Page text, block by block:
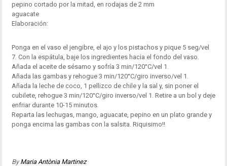
pepino cortado por la mitad, en rodajas de 2 mm
aguacate
Elaboración:
Ponga en el vaso el jengibre, el ajo y los pistachos y pique 5 seg/vel
7. Con la espátula, baje los ingredientes hacia el fondo del vaso.
Añada el aceite de sésamo y sofría 3 min/120°C/vel 1.
Añada las gambas y rehogue 3 min/120°C/giro inverso/vel 1.
Añada la leche de coco, 1 pellizco de chile y la sal y, sin poner el
cubilete, rehogue 3 min/120°C/giro inverso/vel 1. Retire a un bol y deje
enfriar durante 10-15 minutos.
Reparta las lechugas, mango, aguacate, pepino en un plato grande y
ponga encima las gambas con la salsita. Riquisimo!!
ByMaria Antònia Martinez